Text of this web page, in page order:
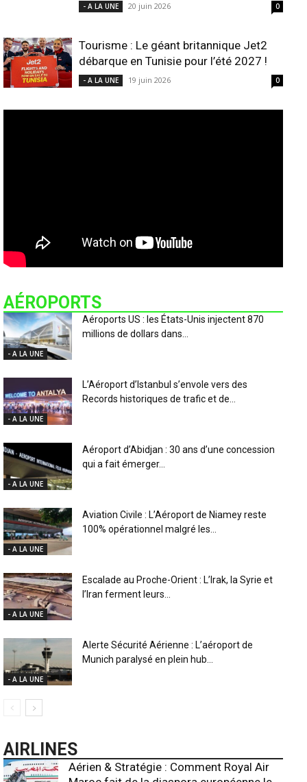
- A LA UNE 20 juin 2026 0
Tourisme : Le géant britannique Jet2
débarque en Tunisie pour l’été 2027 !
- A LA UNE 19 juin 2026 0
AÉROPORTS
- A LA UNE
Aéroports US : les États-Unis injectent 870
millions de dollars dans...
- A LA UNE
L’Aéroport d’Istanbul s’envole vers des
Records historiques de trafic et de...
- A LA UNE
Aéroport d’Abidjan : 30 ans d’une concession
qui a fait émerger...
- A LA UNE
Aviation Civile : L’Aéroport de Niamey reste
100% opérationnel malgré les...
- A LA UNE
Escalade au Proche-Orient : L’Irak, la Syrie et
l’Iran ferment leurs...
- A LA UNE
Alerte Sécurité Aérienne : L’aéroport de
Munich paralysé en plein hub...
AIRLINES
Aérien & Stratégie : Comment Royal Air